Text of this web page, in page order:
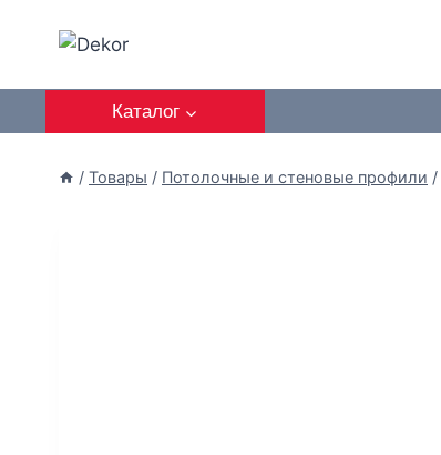
Каталог
/ Товары / Потолочные и стеновые профили /